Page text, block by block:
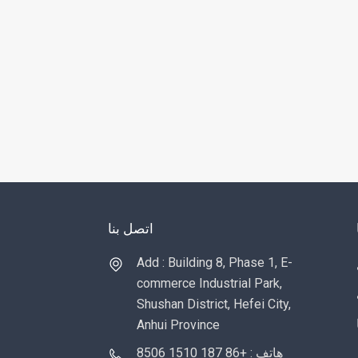
اتصل بنا
Add : Building 8, Phase 1, E-
commerce Industrial Park,
Shushan District, Hefei City,
Anhui Province
هاتف : +86 187 1510 8506